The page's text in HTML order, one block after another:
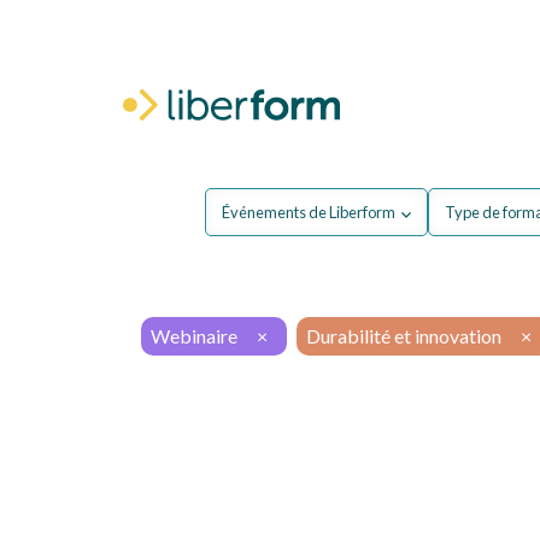
Événements de Liberform Type de
Webinaire × Durabilité et innovation ×